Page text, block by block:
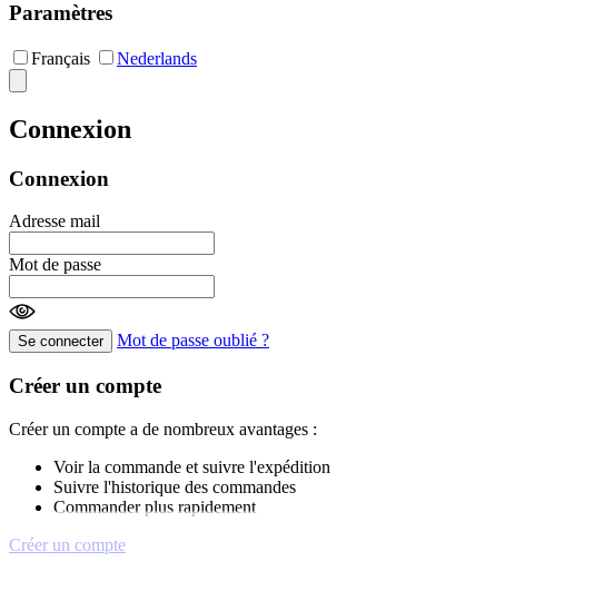
Paramètres
Français Nederlands
Connexion
Connexion
Adresse mail
Mot de passe
Se connecter Mot de passe oublié ?
Créer un compte
Créer un compte a de nombreux avantages :
Voir la commande et suivre l'expédition
Suivre l'historique des commandes
Commander plus rapidement
Créer un compte